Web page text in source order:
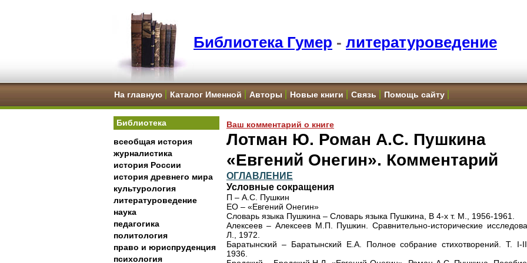
Библиотека Гумер - литературоведение
На главную Каталог Именной Авторы Новые книги Связь Помощь сайту
Библиотека
всеобщая история
журналистика
история России
история древнего мира
культурология
литературоведение
наука
педагогика
политология
право и юриспруденция
психология
Ваш комментарий о книге
Лотман Ю. Роман А.С. Пушкина
«Евгений Онегин». Комментарий
ОГЛАВЛЕНИЕ
Условные сокращения
П – А.С. Пушкин
ЕО – «Евгений Онегин»
Словарь языка Пушкина – Словарь языка Пушкина, В 4-х т. М., 1956-1961.
Алексеев – Алексеев М.П. Пушкин. Сравнительно-исторические
Л., 1972.
Баратынский – Баратынский Е.А. Полное собрание стихотворений. Т. I-
1936.